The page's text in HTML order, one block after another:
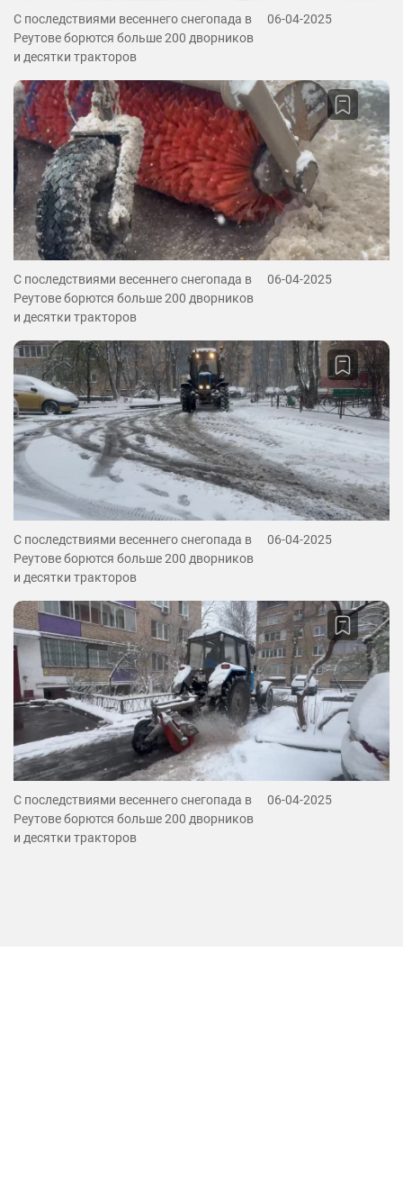
С последствиями весеннего снегопада в
Реутове борются больше 200 дворников
и десятки тракторов
06-04-2025
С последствиями весеннего снегопада в
Реутове борются больше 200 дворников
и десятки тракторов
06-04-2025
С последствиями весеннего снегопада в
Реутове борются больше 200 дворников
и десятки тракторов
06-04-2025
С последствиями весеннего снегопада в
Реутове борются больше 200 дворников
и десятки тракторов
06-04-2025